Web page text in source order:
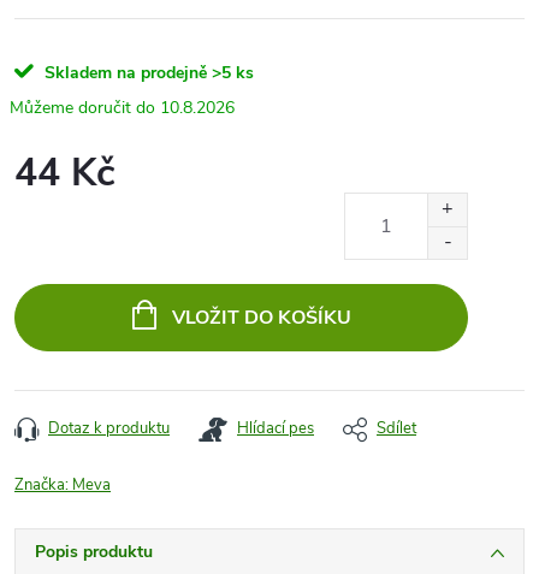
Skladem na prodejně >5 ks
10.8.2026
44 Kč
VLOŽIT DO KOŠÍKU
Dotaz k produktu Hlídací pes Sdílet
Značka: Meva
Popis produktu